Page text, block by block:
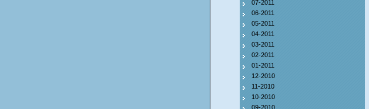
07-2011
06-2011
05-2011
04-2011
03-2011
02-2011
01-2011
12-2010
11-2010
10-2010
09-2010